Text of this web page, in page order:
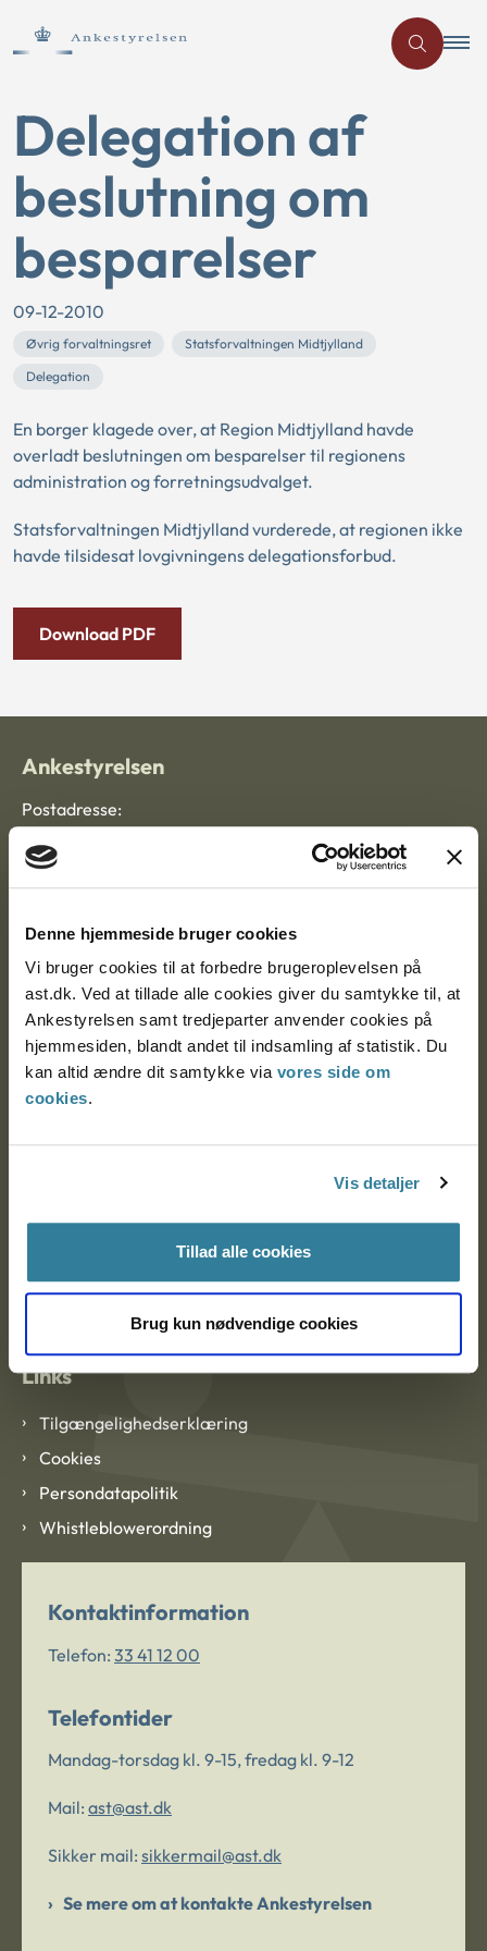
Denne hjemmeside bruger cookies
Vi bruger cookies til at forbedre brugeroplevelsen på
ast.dk. Ved at tillade alle cookies giver du samtykke til, at
Ankestyrelsen samt tredjeparter anvender cookies på
hjemmesiden, blandt andet til indsamling af statistik. Du
kan altid ændre dit samtykke via vores side om
cookies.
Vis detaljer
Tillad alle cookies
Brug kun nødvendige cookies
Delegation af
beslutning om
besparelser
09-12-2010
Øvrig forvaltningsret
Statsforvaltningen Midtjylland
Delegation
En borger klagede over, at Region Midtjylland havde
overladt beslutningen om besparelser til regionens
administration og forretningsudvalget.
Statsforvaltningen Midtjylland vurderede, at regionen ikke
havde tilsidesat lovgivningens delegationsforbud.
Download PDF
Ankestyrelsen
Postadresse:
Nytorv 7, 2. sal
9000 Aalborg
Ankestyrelsen Aalborg
Ankestyrelsen København
CVR: 1007 4002
Om Ankestyrelsen
Links
Tilgængelighedserklæring
Cookies
Persondatapolitik
Whistleblowerordning
Kontaktinformation
Telefon: 33 41 12 00
Telefontider
Mandag-torsdag kl. 9-15, fredag kl. 9-12
Mail: ast@ast.dk
Sikker mail: sikkermail@ast.dk
Se mere om at kontakte Ankestyrelsen